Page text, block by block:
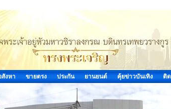
สังหา ขายตรง ประกัน ยานยนต์ คุ้ยข่าวบันเทิง ติด